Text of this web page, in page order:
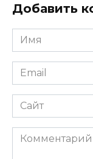
Добавить
Имя
Email
Сайт
Комментарий